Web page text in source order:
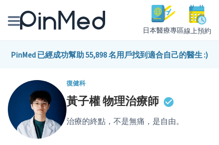
日本醫療專區線上預約
線上預約醫師、院所
醫師專欄專訪
健康主題館
PinMed 已經成功幫助 55,898 名用戶找到適合自己的醫生 :)
復健科
黃子權物理治療師
治療的終點，不是無痛，是自由。